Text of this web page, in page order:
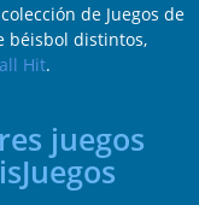
de Juegos de
béisbol distintos,
Hit.
juegos